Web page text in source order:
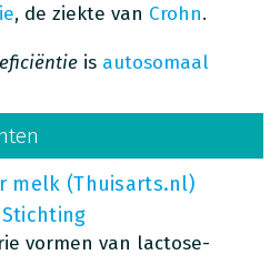
, de ziekte van Crohn.
is autosomaal
melk (Thuisarts.nl)
vormen van lactose-